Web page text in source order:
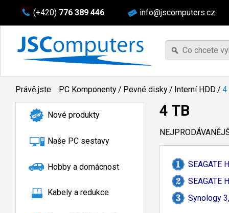
(+420) 776 389 446 info@jscomputers.cz
Právě jste: PC Komponenty/ Pevné disky/ Interní HDD/ 4
Nové produkty
Naše PC sestavy
Hobby a domácnost
Kabely a redukce
4 TB
SEAGATE
SEAGATE
Synology 3,